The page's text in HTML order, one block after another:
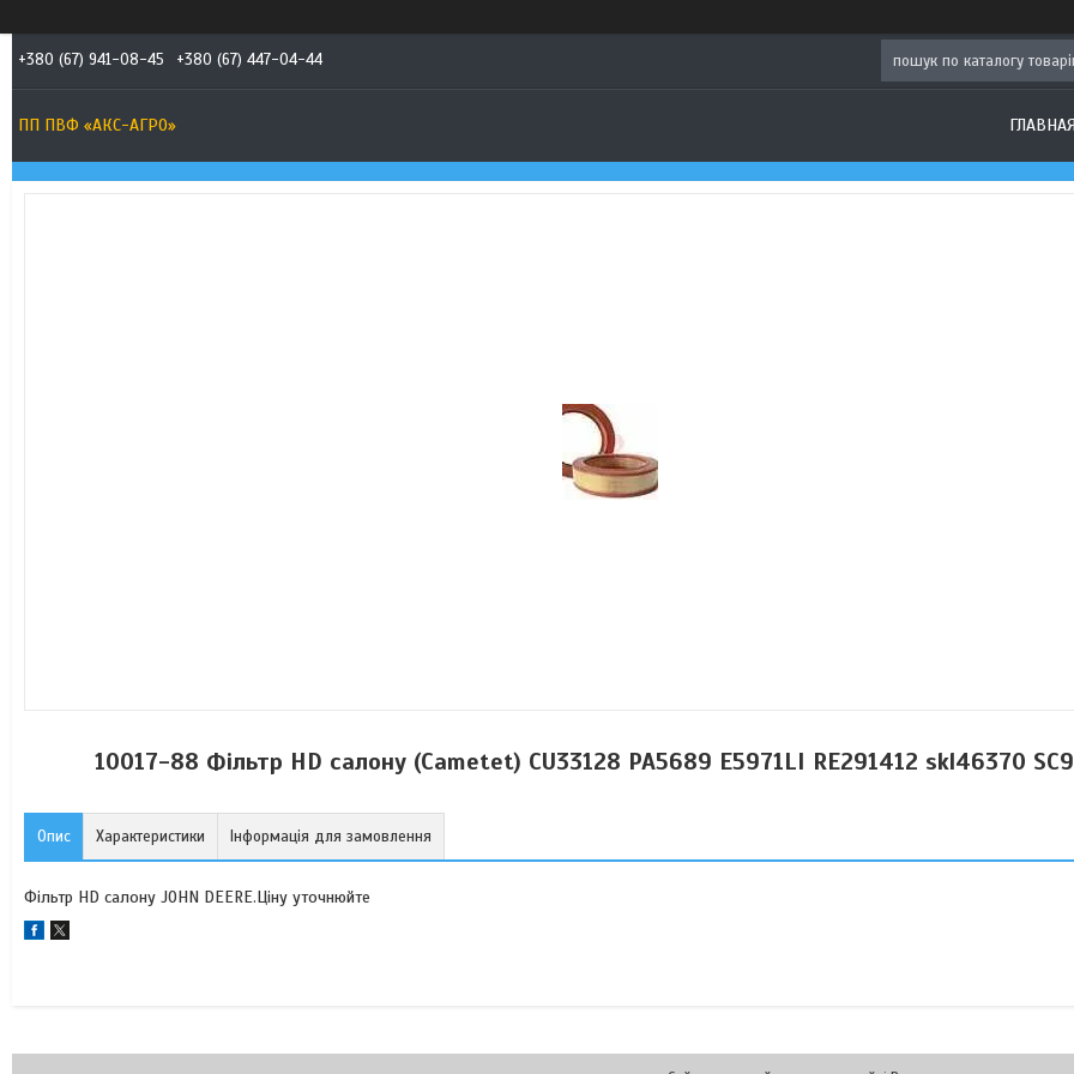
+380 (67) 941-08-45 +380 (67) 447-04-44
ПП ПВФ «АКС-АГРО» ГЛАВНАЯ
10017-88 Фільтр HD салону (Cametet) CU33128 PA5689 E5971LI RE291412 skl46370
Опис Характеристики Інформація для замовлення
Фільтр HD салону JOHN DEERE.Ціну уточнюйте